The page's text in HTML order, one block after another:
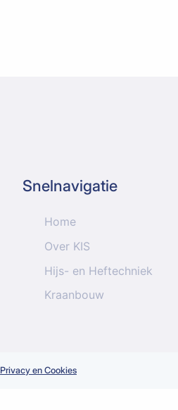
Snelnavigatie
Home
Over KIS
Hijs- en Heftechniek
Kraanbouw
Privacy en Cookies